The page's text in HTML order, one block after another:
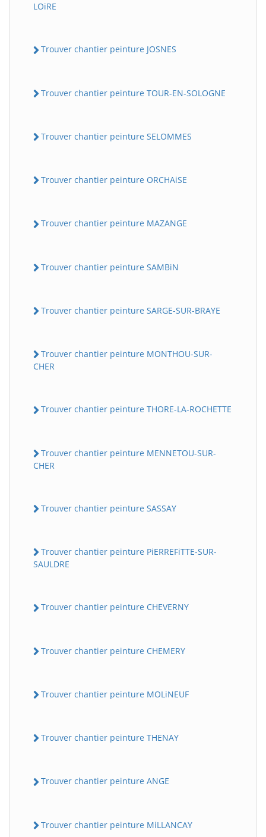
LOiRE
Trouver chantier peinture JOSNES
Trouver chantier peinture TOUR-EN-SOLOGNE
Trouver chantier peinture SELOMMES
Trouver chantier peinture ORCHAiSE
Trouver chantier peinture MAZANGE
Trouver chantier peinture SAMBiN
Trouver chantier peinture SARGE-SUR-BRAYE
Trouver chantier peinture MONTHOU-SUR-
CHER
Trouver chantier peinture THORE-LA-ROCHETTE
Trouver chantier peinture MENNETOU-SUR-
CHER
Trouver chantier peinture SASSAY
Trouver chantier peinture PiERREFiTTE-SUR-
SAULDRE
Trouver chantier peinture CHEVERNY
Trouver chantier peinture CHEMERY
Trouver chantier peinture MOLiNEUF
Trouver chantier peinture THENAY
Trouver chantier peinture ANGE
Trouver chantier peinture MiLLANCAY